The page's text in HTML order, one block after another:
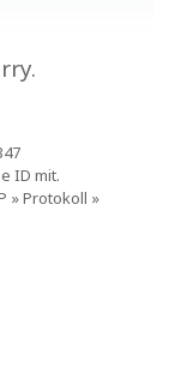
ID mit.
» Protokoll »